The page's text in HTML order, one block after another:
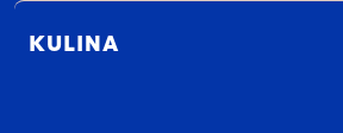
KULINA